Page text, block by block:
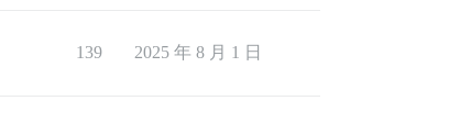
139 2025 年 8 月 1 日